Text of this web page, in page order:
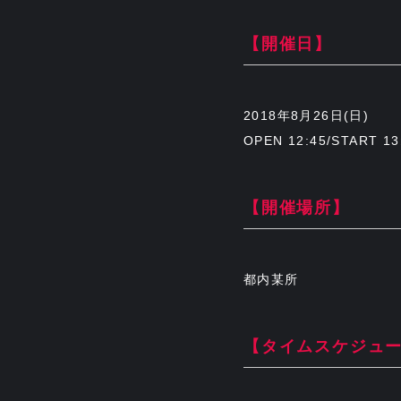
【開催日】
2018年8月26日(日)
OPEN 12:45/START
【開催場所】
都内某所
【タイムスケジュー